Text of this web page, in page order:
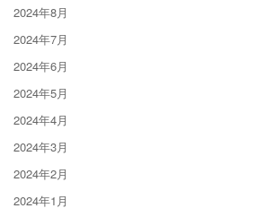
2024年8月
2024年7月
2024年6月
2024年5月
2024年4月
2024年3月
2024年2月
2024年1月